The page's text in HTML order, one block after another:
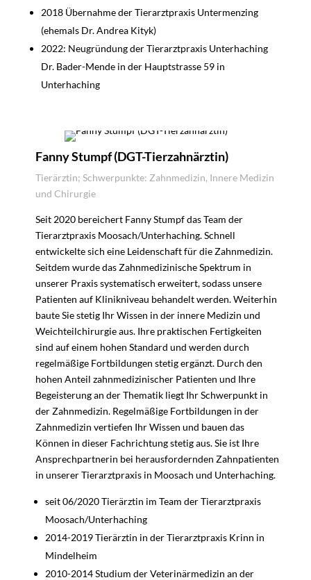
2018 Übernahme der Tierarztpraxis Untermenzing
(ehemals Dr. Andrea Kityk)
2022: Neugründung der Tierarztpraxis Unterhaching
Dr. Bader-Mende in der Hauptstrasse 59 in
Unterhaching
Fanny Stumpf (DGT-Tierzahnärztin)
Tierärztin; Schwerpunkte: Zahnmedizin, Innere Medizin
und Chirurgie
Seit 2020 bereichert Fanny Stumpf das Team der
Tierarztpraxis Moosach/Unterhaching. Schnell
entwickelte sich eine Leidenschaft für die Zahnmedizin.
Seitdem wurde das Zahnmedizinische Spektrum in
unserer Praxis systematisch erweitert, sodass unsere
Patienten auf Klinikniveau behandelt werden. Weiterhin
baute Sie stetig Ihr Wissen in der innere Medizin und
Weichteilchirurgie aus. Ihre praktischen Fertigkeiten
sind auf einem hohen Standard und werden durch
regelmäßige Fortbildungen stetig ergänzt. Durch den
hohen Anteil zahnmedizinischer Patienten und Ihre
Begeisterung an der Thematik liegt Ihr Schwerpunkt in
der Zahnmedizin. Regelmäßige Fortbildungen in der
Zahnmedizin vertiefen Ihr Wissen und bauen das
Können in dieser Fachrichtung stetig aus. Sie ist Ihre
Ansprechpartnerin bei herausfordernden Zahnpatienten
in unserer Tierarztpraxis in Moosach und Unterhaching.
seit 06/2020 Tierärztin im Team der Tierarztpraxis
Moosach/Unterhaching
2014-2019 Tierärztin in der Tierarztpraxis Krinn in
Mindelheim
2010-2014 Studium der Veterinärmedizin an der